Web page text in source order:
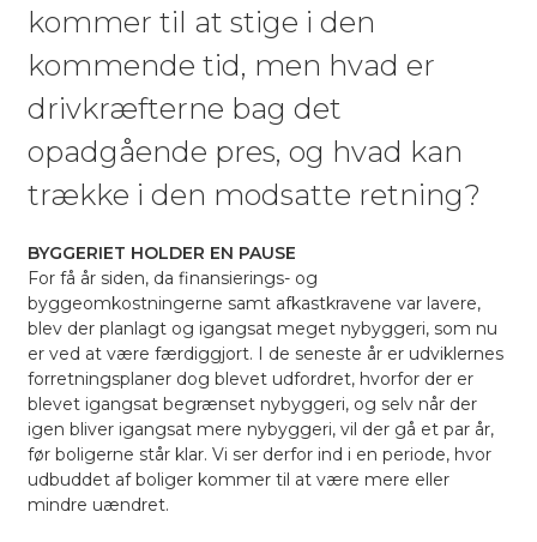
kommer til at stige i den
kommende tid, men hvad er
drivkræfterne bag det
opadgående pres, og hvad kan
trække i den modsatte retning?
BYGGERIET HOLDER EN PAUSE
For få år siden, da finansierings- og
byggeomkostningerne samt afkastkravene var lavere,
blev der planlagt og igangsat meget nybyggeri, som nu
er ved at være færdiggjort. I de seneste år er udviklernes
forretningsplaner dog blevet udfordret, hvorfor der er
blevet igangsat begrænset nybyggeri, og selv når der
igen bliver igangsat mere nybyggeri, vil der gå et par år,
før boligerne står klar. Vi ser derfor ind i en periode, hvor
udbuddet af boliger kommer til at være mere eller
mindre uændret.